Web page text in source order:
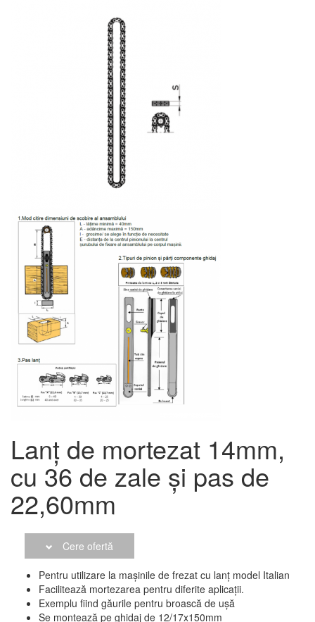
Lanț de mortezat 14mm,
cu 36 de zale și pas de
22,60mm
Cere ofertă
Pentru utilizare la mașinile de frezat cu lanț model Italian
Facilitează mortezarea pentru diferite aplicații.
Exemplu fiind găurile pentru broască de ușă
Se montează pe ghidaj de 12/17x150mm